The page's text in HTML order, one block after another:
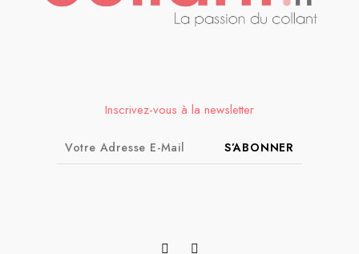
Inscrivez-vous à la newsletter
S’ABONNER